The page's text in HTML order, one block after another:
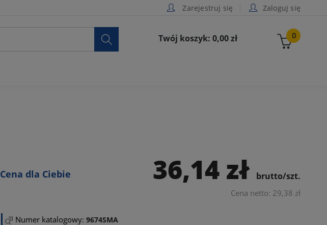
Zarejestruj się Zaloguj się
0
Twój koszyk: 0,00 zł

Cena dla Ciebie 36,14 zł brutto/szt.
Cena netto: 29,38 zł
Numer katalogowy: 9674SMA